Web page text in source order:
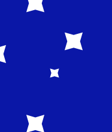
med LGT
beroende på
Vanligtvis tar
till 5 arbetsdagar.
kan
LGT Bank: s